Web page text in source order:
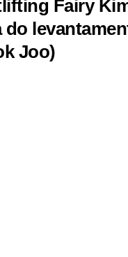
Fairy
do
Joo)